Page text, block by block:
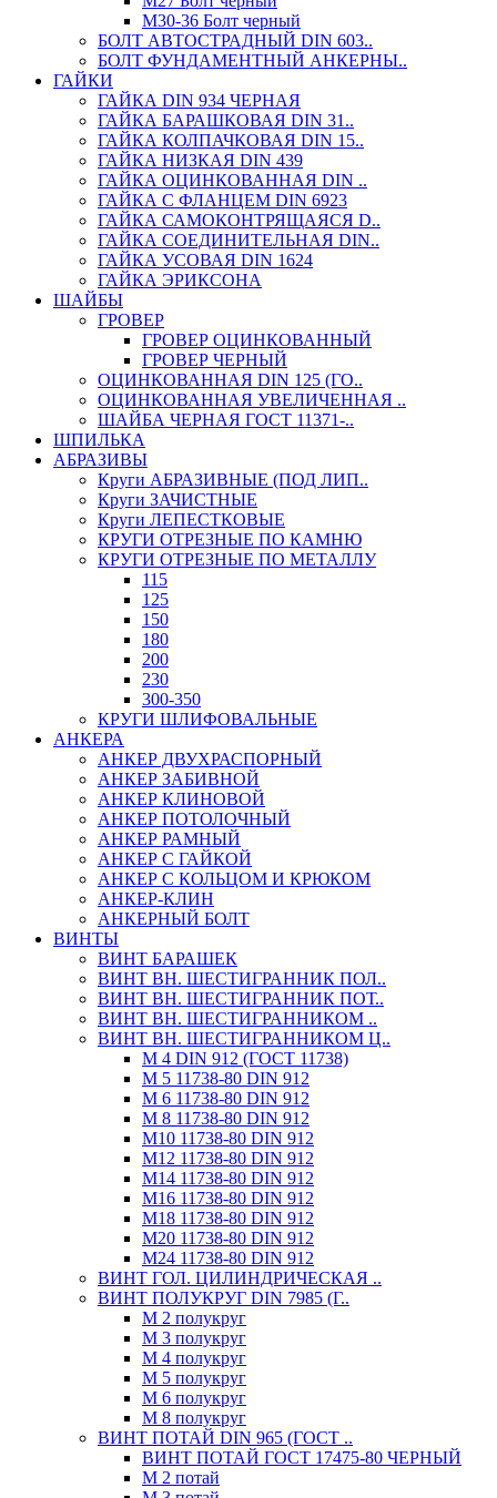
М30-36 Болт черный
БОЛТ АВТОСТРАДНЫЙ DIN 603..
БОЛТ ФУНДАМЕНТНЫЙ АНКЕРНЫ..
ГАЙКИ
ГАЙКА DIN 934 ЧЕРНАЯ
ГАЙКА БАРАШКОВАЯ DIN 31..
ГАЙКА КОЛПАЧКОВАЯ DIN 15..
ГАЙКА НИЗКАЯ DIN 439
ГАЙКА ОЦИНКОВАННАЯ DIN ..
ГАЙКА С ФЛАНЦЕМ DIN 6923
ГАЙКА САМОКОНТРЯЩАЯСЯ D..
ГАЙКА СОЕДИНИТЕЛЬНАЯ DIN..
ГАЙКА УСОВАЯ DIN 1624
ГАЙКА ЭРИКСОНА
ШАЙБЫ
ГРОВЕР
ГРОВЕР ОЦИНКОВАННЫЙ
ГРОВЕР ЧЕРНЫЙ
ОЦИНКОВАННАЯ DIN 125 (ГО..
ОЦИНКОВАННАЯ УВЕЛИЧЕННАЯ ..
ШАЙБА ЧЕРНАЯ ГОСТ 11371-..
ШПИЛЬКА
АБРАЗИВЫ
Круги АБРАЗИВНЫЕ (ПОД ЛИП..
Круги ЗАЧИСТНЫЕ
Круги ЛЕПЕСТКОВЫЕ
КРУГИ ОТРЕЗНЫЕ ПО КАМНЮ
КРУГИ ОТРЕЗНЫЕ ПО МЕТАЛЛУ
115
125
150
180
200
230
300-350
КРУГИ ШЛИФОВАЛЬНЫЕ
АНКЕРА
АНКЕР ДВУХРАСПОРНЫЙ
АНКЕР ЗАБИВНОЙ
АНКЕР КЛИНОВОЙ
АНКЕР ПОТОЛОЧНЫЙ
АНКЕР РАМНЫЙ
АНКЕР С ГАЙКОЙ
АНКЕР С КОЛЬЦОМ И КРЮКОМ
АНКЕР-КЛИН
АНКЕРНЫЙ БОЛТ
ВИНТЫ
ВИНТ БАРАШЕК
ВИНТ ВН. ШЕСТИГРАННИК ПОЛ..
ВИНТ ВН. ШЕСТИГРАННИК ПОТ..
ВИНТ ВН. ШЕСТИГРАННИКОМ ..
ВИНТ ВН. ШЕСТИГРАННИКОМ Ц..
М 4 DIN 912 (ГОСТ 11738)
М 5 11738-80 DIN 912
М 6 11738-80 DIN 912
М 8 11738-80 DIN 912
М10 11738-80 DIN 912
М12 11738-80 DIN 912
М14 11738-80 DIN 912
М16 11738-80 DIN 912
М18 11738-80 DIN 912
М20 11738-80 DIN 912
М24 11738-80 DIN 912
ВИНТ ГОЛ. ЦИЛИНДРИЧЕСКАЯ ..
ВИНТ ПОЛУКРУГ DIN 7985 (Г..
М 2 полукруг
М 3 полукруг
М 4 полукруг
М 5 полукруг
М 6 полукруг
М 8 полукруг
ВИНТ ПОТАЙ DIN 965 (ГОСТ ..
ВИНТ ПОТАЙ ГОСТ 17475-80 ЧЕРНЫЙ
М 2 потай